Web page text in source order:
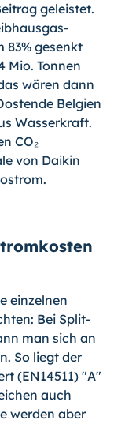
geleistet.
83% gesenkt
Mio. Tonnen
wären dann
Belgien
Wasserkraft.
CO₂
von Daikin
einzelnen
Bei Split-
man sich an
So liegt der
(EN14511) "A"
auch
werden aber